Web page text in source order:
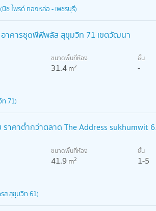
ช ไพรด์ ทองหล่อ - เพชรบุรี)
าคารชุดพีพีพลัส สุขุมวิท 71 เขตวัฒนา
ขนาดพื้นที่ห้อง
31.4m2
ชั้น
-
71)
าคาต่ำกว่าตลาด The Address sukhumwit
ขนาดพื้นที่ห้อง
41.9m2
ชั้น
1-5
ส สุขุมวิท 61)